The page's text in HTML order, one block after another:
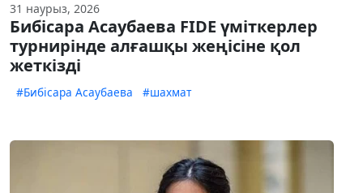
31 наурыз, 2026
Бибісара Асаубаева FIDE үміткерлер
турнирінде алғашқы жеңісіне қол
жеткізді
#Бибісара Асаубаева #шахмат